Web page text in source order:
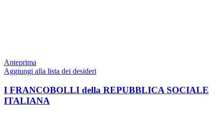
Anteprima
Aggiungi alla lista dei desideri
I FRANCOBOLLI della REPUBBLICA SOCIALE
ITALIANA